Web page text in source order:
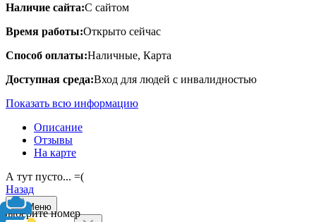
Наличие сайта:С сайтом
Время работы:Открыто сейчас
Способ оплаты:Наличные, Карта
Доступная среда:Вход для людей с инвалидностью
Показать всю информацию
Описание
Отзывы
На карте
А тут пусто... =(
Назад
Выберите номер
Меню